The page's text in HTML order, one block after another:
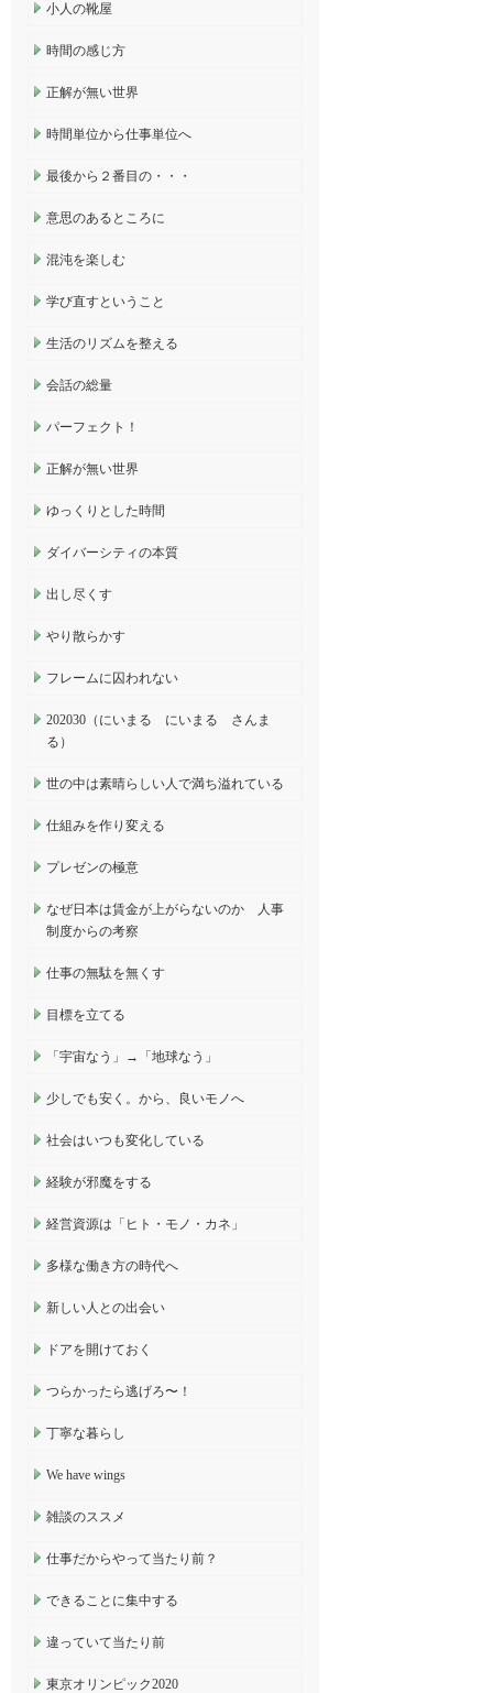
小人の靴屋
時間の感じ方
正解が無い世界
時間単位から仕事単位へ
最後から２番目の・・・
意思のあるところに
混沌を楽しむ
学び直すということ
生活のリズムを整える
会話の総量
パーフェクト！
正解が無い世界
ゆっくりとした時間
ダイバーシティの本質
出し尽くす
やり散らかす
フレームに囚われない
202030（にいまる にいまる さんま
る）
世の中は素晴らしい人で満ち溢れている
仕組みを作り変える
プレゼンの極意
なぜ日本は賃金が上がらないのか 人事
制度からの考察
仕事の無駄を無くす
目標を立てる
「宇宙なう」→「地球なう」
少しでも安く。から、良いモノへ
社会はいつも変化している
経験が邪魔をする
経営資源は「ヒト・モノ・カネ」
多様な働き方の時代へ
新しい人との出会い
ドアを開けておく
つらかったら逃げろ〜！
丁寧な暮らし
We have wings
雑談のススメ
仕事だからやって当たり前？
できることに集中する
違っていて当たり前
東京オリンピック2020